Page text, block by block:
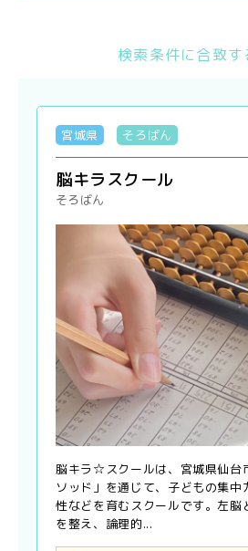
検索条件に合致す
宮城県 そろばん
脳キラスクール
そろばん
脳キラ☆スクールは、宮城県仙台
ソッド」を通じて、子どもの集中
性などを育むスクールです。左脳
を整え、論理的...